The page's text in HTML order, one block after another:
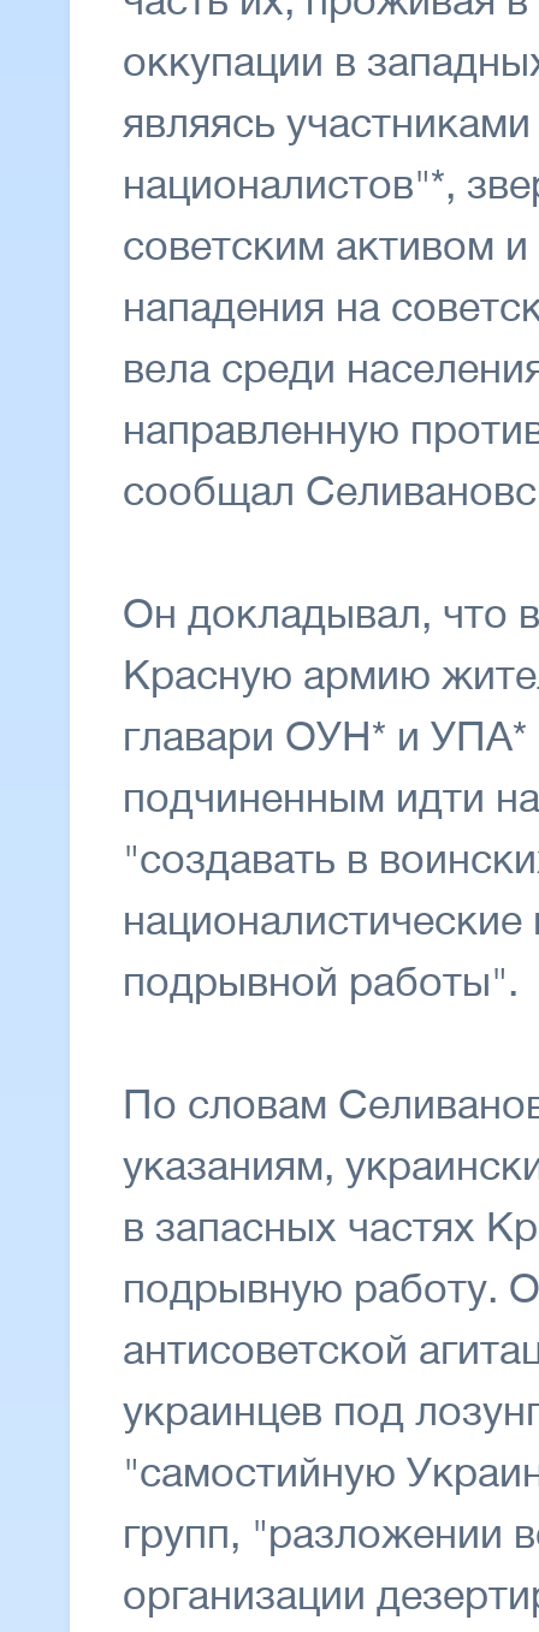
оккупации в
являясь
националистов"*,
советским активом
нападения на
вела среди
направленную
сообщал
Он докладывал, что
Красную армию
главари ОУН* и УПА*
подчиненным идти
"создавать в
подрывной работы".
По словам
указаниям,
в запасных частях
подрывную работу.
антисоветской
украинцев под
"самостийную
групп, "разложении
организации